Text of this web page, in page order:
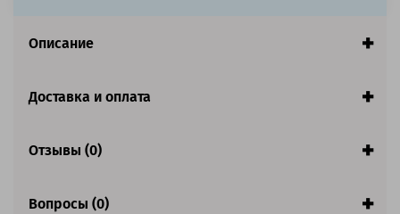
Описание
Доставка и оплата
Отзывы (0)
Вопросы (0)